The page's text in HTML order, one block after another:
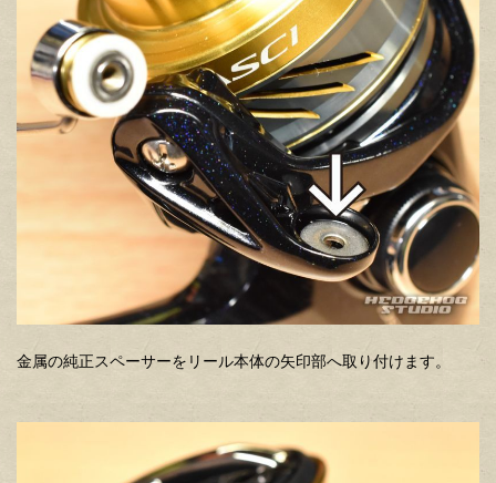
金属の純正スペーサーをリール本体の矢印部へ取り付けます。